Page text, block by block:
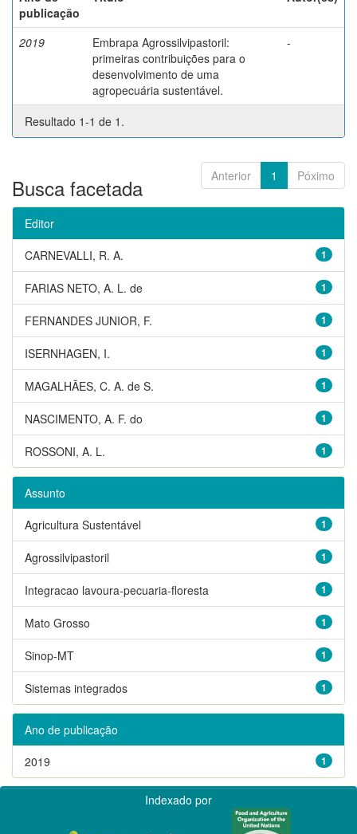
publicação
2019
Embrapa Agrossilvipastoril:
primeiras contribuições para o
desenvolvimento de uma
agropecuária sustentável.
-
Resultado 1-1 de 1.
Anterior 1 Póximo
Busca facetada
Editor
1
CARNEVALLI, R. A.
1
FARIAS NETO, A. L. de
1
FERNANDES JUNIOR, F.
1
ISERNHAGEN, I.
1
MAGALHÃES, C. A. de S.
1
NASCIMENTO, A. F. do
1
ROSSONI, A. L.
Assunto
1
Agricultura Sustentável
1
Agrossilvipastoril
1
Integracao lavoura-pecuaria-floresta
1
Mato Grosso
1
Sinop-MT
1
Sistemas integrados
Ano de publicação
1
2019
Indexado por